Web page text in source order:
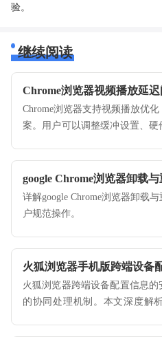
验。
继续阅读
Chrome浏览器视频播放延
Chrome浏览器支持视频播放优
案。用户可以调整缓冲设置、硬
google Chrome浏览器卸载
详解google Chrome浏览器卸载
户规范操作。
火狐浏览器跨端设备配置信息
的协同处理机制。本文深度解
个性化设置在绝对安全下实时联